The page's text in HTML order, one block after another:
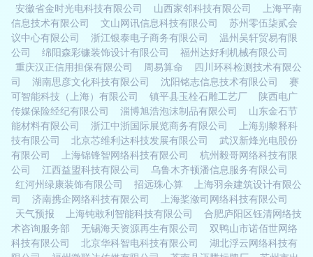
安徽省金时光电科技有限公司
山西家邻科技有限公司
上海平南
信息技术有限公司
文山网讯信息科技有限公司
苏州零伍柒贰会
议中心有限公司
浙江银泰电子商务有限公司
温州吴轩贸易有限
公司
绵阳森彩镰装饰设计有限公司
福州达好利机械有限公司
重庆汉正信用担保有限公司
周易算命
四川环科检测技术有限公
司
湖南思彦文化科技有限公司 沈阳铭志信息技术有限公司
赛
可智能科技（上海）有限公司
镇平县玉栓石雕工艺厂
陕西电广
传媒保险经纪有限公司
淄博旭浩泡沫制品有限公司
山东金石节
能材料有限公司
浙江中浙国际展览商务有限公司
上海别黎释科
技有限公司
北京芯维利达科技发展有限公司
武汉新烽光电股份
有限公司
上海锦锋智网络科技有限公司
杭州毅哥网络科技有限
公司
江西益盟科技有限公司
乌鲁木齐顿潘信息服务有限公司
红河州绿康装饰有限公司
招远珠心算
上海羽余建筑设计有限公
司
济南携企网络科技有限公司
上海桨潋司网络科技有限公司
天气预报
上海钝敢利智能科技有限公司
合肥庐阳区钰清网络技
术咨询服务部
无锡海天资源再生有限公司
双鸭山市诺佰世网络
科技有限公司
北京华科智电科技有限公司
湖北浮云网络科技有